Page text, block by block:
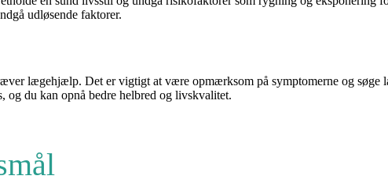
udløsende faktorer.
lægehjælp. Det er vigtigt at være opmærksom på symptomerne og
du kan opnå bedre helbred og livskvalitet.